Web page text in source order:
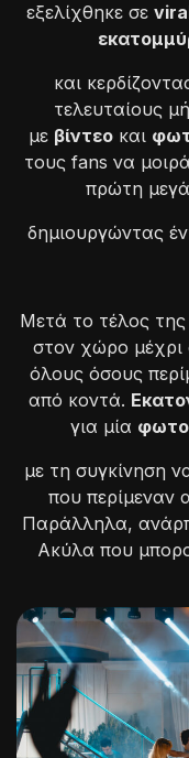
εξελίχθηκε σε
και
τελευταίους
με βίντεο και
τους fans να
πρώτη
δημιουργώντας
Μετά το τέλος
στον χώρο μέχρι
όλους όσους
από κοντά.
για μία
με τη συγκίνηση
που περίμεναν
Παράλληλα,
Ακύλα που